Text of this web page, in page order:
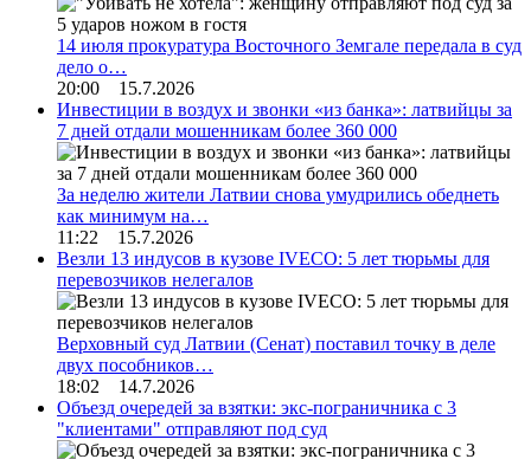
14 июля прокуратура Восточного Земгале передала в суд
дело о…
20:00 15.7.2026
Инвестиции в воздух и звонки «из банка»: латвийцы за
7 дней отдали мошенникам более 360 000
За неделю жители Латвии снова умудрились обеднеть
как минимум на…
11:22 15.7.2026
Везли 13 индусов в кузове IVECO: 5 лет тюрьмы для
перевозчиков нелегалов
Верховный суд Латвии (Сенат) поставил точку в деле
двух пособников…
18:02 14.7.2026
Объезд очередей за взятки: экс-пограничника с 3
"клиентами" отправляют под суд